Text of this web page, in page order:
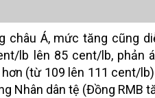
châu Á, mức tăng cũng
lb lên 85 cent/lb, phản
(từ 109 lên 111 cent/
Nhân dân tệ (Đồng RMB